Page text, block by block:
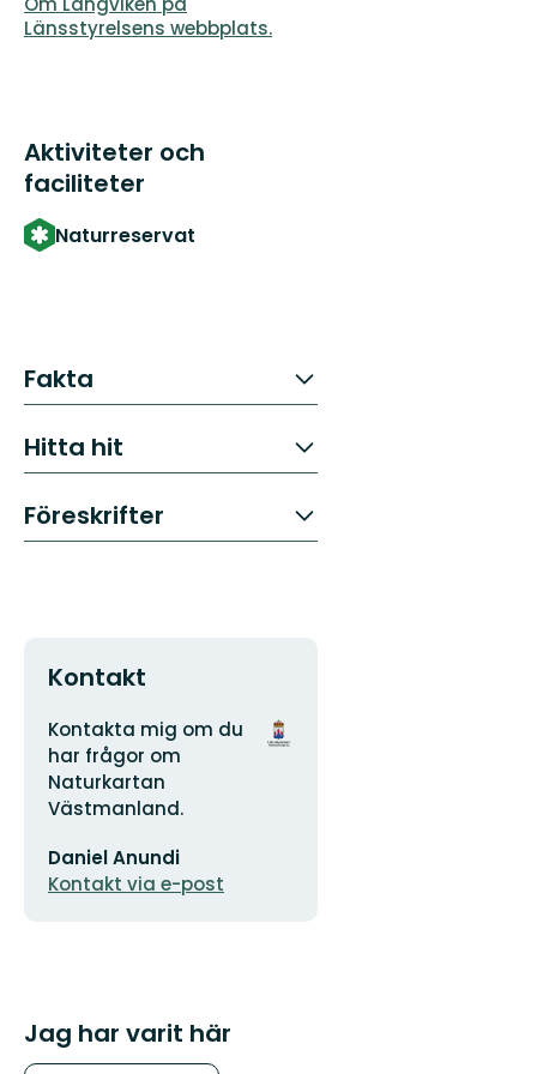
Länsstyrelsens webbplats.
Aktiviteter och
faciliteter
Naturreservat
Fakta
Hitta hit
Föreskrifter
Kontakt
Adress
Kontakta mig om du
har frågor om
Naturkartan
Västmanland.
postadress
Daniel Anundi
Kontakt via e-post
Organisationens
logotyp
Jag har varit här